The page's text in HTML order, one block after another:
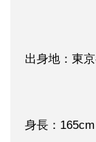
出身地：東
身長：165cm